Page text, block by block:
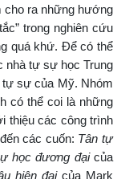
cho ra những hướng
trong nghiên cứu
quá khứ. Để có thể
nhà tự sự học Trung
sự của Mỹ. Nhóm
có thể coi là những
thiệu các công trình
các cuốn: Tân tự
học đương đạicủa
hiện đại của Mark